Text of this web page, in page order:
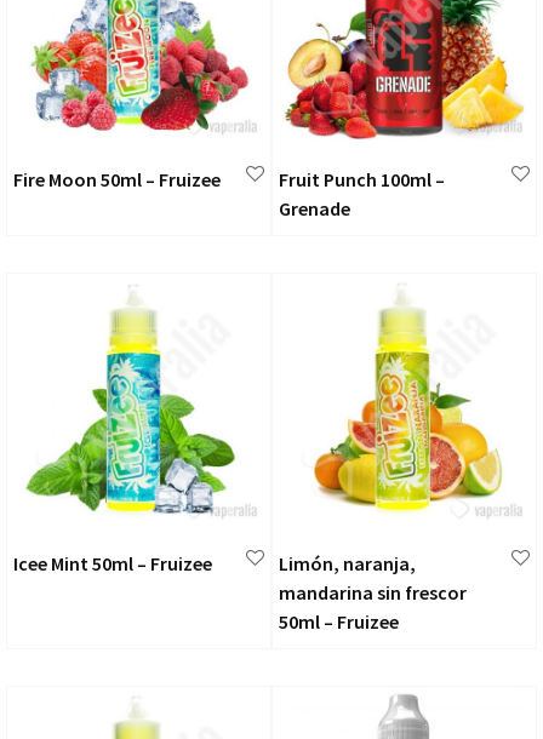
Fire Moon 50ml – Fruizee
Fruit Punch 100ml –
Grenade
Icee Mint 50ml – Fruizee
Limón, naranja,
mandarina sin frescor
50ml – Fruizee